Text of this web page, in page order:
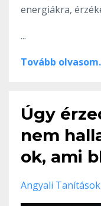
energiákra,
...
Tovább
Úgy
nem
ok, ami
Angyali Tanítások